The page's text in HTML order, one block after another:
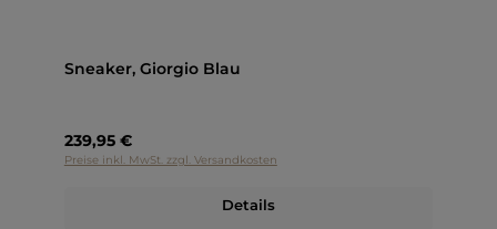
Sneaker, Giorgio Blau
239,95 €
Preise inkl. MwSt. zzgl. Versandkosten
Details